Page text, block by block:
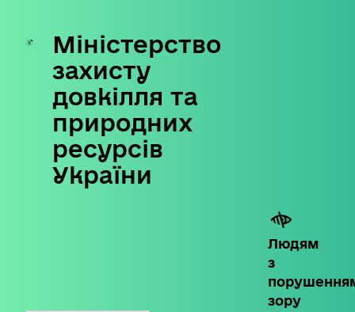
Skip
content
Міністерство
захисту
довкілля та
природних
ресурсів
України
Людям
з
зору